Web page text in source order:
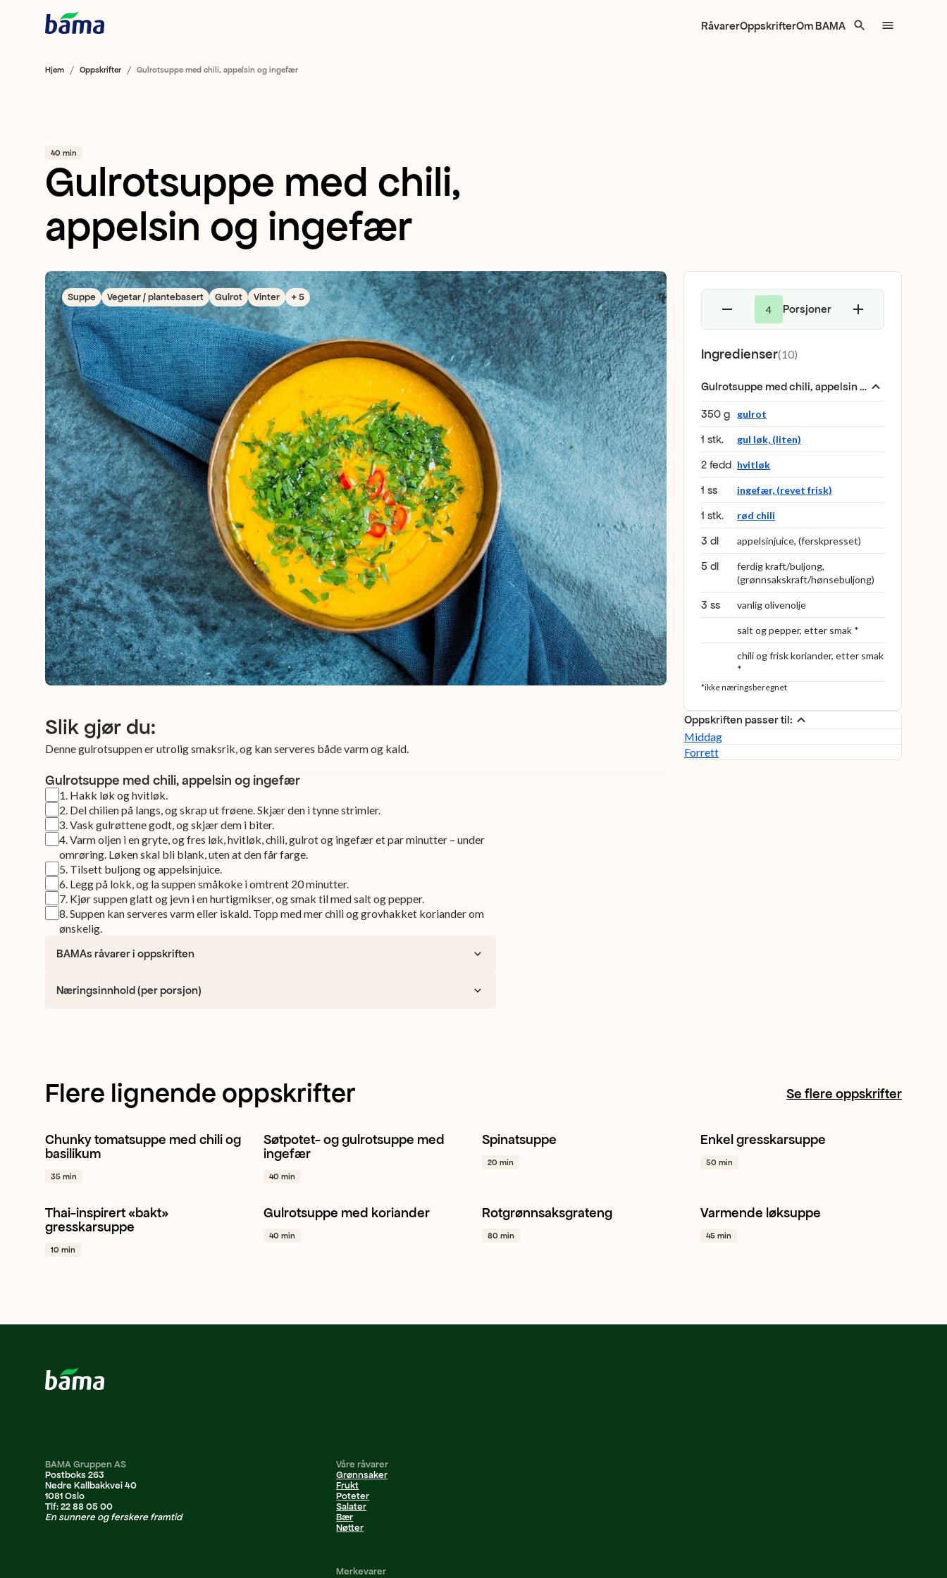
RåvarerOppskrifterOm BAMA
Hjem Oppskrifter Gulrotsuppe med chili, appelsin og ingefær
40 min
Gulrotsuppe med chili,
appelsin og ingefær
Suppe Vegetar / plantebasert Gulrot Vinter + 5
Slik gjør du:
Denne gulrotsuppen er utrolig smaksrik, og kan serveres både varm og kald.
Gulrotsuppe med chili, appelsin og ingefær
1. Hakk løk og hvitløk.
2. Del chilien på langs, og skrap ut frøene. Skjær den i tynne strimler.
3.Vask gulrøttene godt, og skjær dem i biter.
4.Varm oljen i en gryte, og fres løk, hvitløk, chili, gulrot og ingefær et par minutter – under
omrøring. Løken skal bli blank, uten at den får farge.
5. Tilsett buljong og appelsinjuice.
6. Legg på lokk, og la suppen småkoke i omtrent 20 minutter.
7. Kjør suppen glatt og jevn i en hurtigmikser, og smak til med salt og pepper.
8.Suppen kan serveres varm eller iskald. Topp med mer chili og grovhakket koriander om
ønskelig.
BAMAs råvarer i oppskriften
Næringsinnhold (per porsjon)
4 Porsjoner
Ingredienser(10)
Gulrotsuppe med chili, appelsin og ingefær
350 g gulrot
1 stk. gul løk, (liten)
2 fedd hvitløk
1 ss ingefær, (revet frisk)
1 stk. rød chili
3 dl appelsinjuice, (ferskpresset)
5 dl
ferdig kraft/buljong,
(grønnsakskraft/hønsebuljong)
3 ss vanlig olivenolje
salt og pepper, etter smak *
chili og frisk koriander, etter smak
*
*ikke næringsberegnet
Oppskriften passer til:
Middag
Forrett
Flere lignende oppskrifter Se flere oppskrifter
Mini plommetomat Suppe
Gul løk
Chunky tomatsuppe med chili og
basilikum
35 min
Søtpotet Gulrot Gul løk + 1
Søtpotet- og gulrotsuppe med
ingefær
40 min
Suppe Gul løk
Spinatsuppe
20 min
Gresskar Hvitløk Gul løk
Enkel gresskarsuppe
50 min
Gresskar Hvitløk Gul løk
Thai-inspirert «bakt»
gresskarsuppe
10 min
Gulrot Gul løk Hvitløk + 1
Gulrotsuppe med koriander
40 min
Gulrot Sellerirot Kålrot
Rotgrønnsaksgrateng
80 min
Gul løk Hvitløk Timian
Varmende løksuppe
45 min
BAMA Gruppen AS
Postboks 263
Nedre Kallbakkvei 40
1081 Oslo
Tlf: 22 88 05 00
En sunnere og ferskere framtid
Våre råvarer
Grønnsaker
Frukt
Poteter
Salater
Bær
Nøtter
Merkevarer